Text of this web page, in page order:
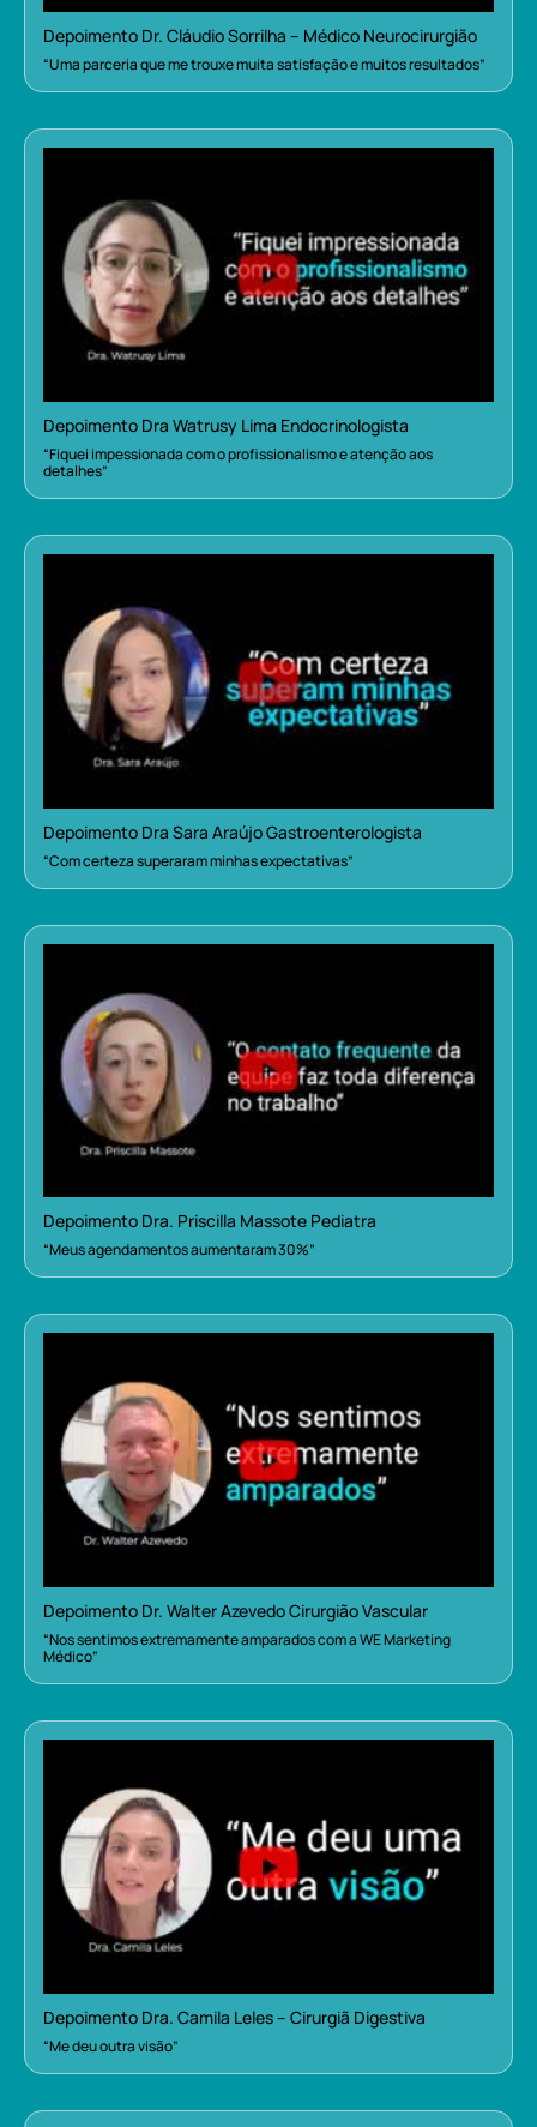
Depoimento Dr. Cláudio Sorrilha – Médico Neurocirurgião
“Uma parceria que me trouxe muita satisfação e muitos resultados”
Depoimento Dra Watrusy Lima Endocrinologista
“Fiquei impessionada com o profissionalismo e atenção aos
detalhes”
Depoimento Dra Sara Araújo Gastroenterologista
“Com certeza superaram minhas expectativas”
Depoimento Dra. Priscilla Massote Pediatra
“Meus agendamentos aumentaram 30%”
Depoimento Dr. Walter Azevedo Cirurgião Vascular
“Nos sentimos extremamente amparados com a WE Marketing
Médico”
Depoimento Dra. Camila Leles – Cirurgiã Digestiva
“Me deu outra visão”